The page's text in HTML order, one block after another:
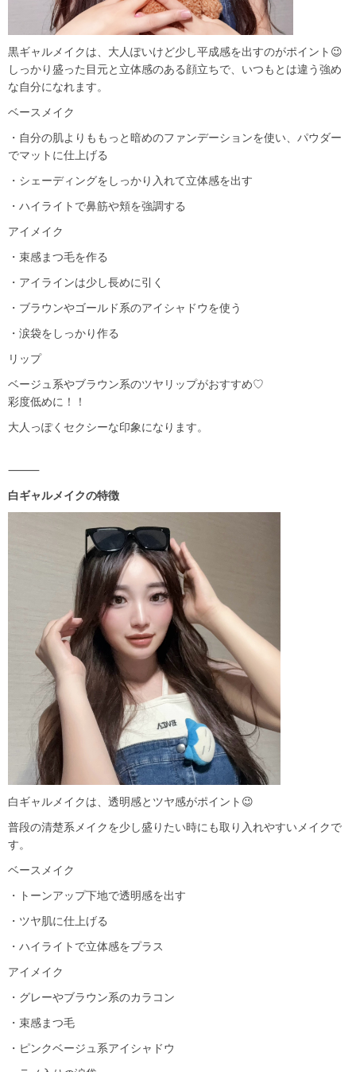
黒ギャルメイクは、大人ぽいけど少し平成感を出すのがポイント😉
しっかり盛った目元と立体感のある顔立ちで、いつもとは違う強め
な自分になれます。
ベースメイク
・自分の肌よりももっと暗めのファンデーションを使い、パウダー
でマットに仕上げる
・シェーディングをしっかり入れて立体感を出す
・ハイライトで鼻筋や頬を強調する
アイメイク
・束感まつ毛を作る
・アイラインは少し長めに引く
・ブラウンやゴールド系のアイシャドウを使う
・涙袋をしっかり作る
リップ
ベージュ系やブラウン系のツヤリップがおすすめ♡
彩度低めに！！
大人っぽくセクシーな印象になります。
⸻
白ギャルメイクの特徴
白ギャルメイクは、透明感とツヤ感がポイント😉
普段の清楚系メイクを少し盛りたい時にも取り入れやすいメイクで
す。
ベースメイク
・トーンアップ下地で透明感を出す
・ツヤ肌に仕上げる
・ハイライトで立体感をプラス
アイメイク
・グレーやブラウン系のカラコン
・束感まつ毛
・ピンクベージュ系アイシャドウ